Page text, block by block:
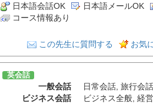
日本語会話OK
日本語メールOK
コース情報あり
この先生に質問する お気
英会話
一般会話 日常会話, 旅行会話
ビジネス会話
ビジネス全般, 経営